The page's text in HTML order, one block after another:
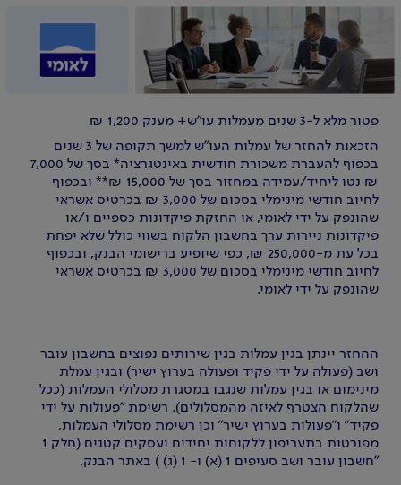
פטור מלא ל-3 שנים מעמלות עו"ש+ מענק 1,200 ₪
הזכאות להחזר של עמלות העו"ש למשך תקופה של 3 שנים
בכפוף להעברת משכורת חודשית באינטגרציה* בסך של 7,000
₪ נטו ליחיד/עמידה במחזור בסך של 15,000 ₪** ובכפוף
לחיוב חודשי מינימלי בסכום של 3,000 ₪ בכרטיס אשראי
שהונפק על ידי לאומי, או החזקת פיקדונות כספיים ו/או
פיקדונות ניירות ערך בחשבון הלקוח בשווי כולל שלא יפחת
בכל עת מ-250,000 ₪, כפי שיופיע ברישומי הבנק, ובכפוף
לחיוב חודשי מינימלי בסכום של 3,000 ₪ בכרטיס אשראי
שהונפק על ידי לאומי.
ההחזר יינתן בגין עמלות בגין שירותים נפוצים בחשבון עובר
ושב (פעולה על ידי פקיד ופעולה בערוץ ישיר) ובגין עמלת
מינימום או בגין עמלות שנגבו במסגרת מסלולי העמלות (ככל
שהלקוח הצטרף לאיזה מהמסלולים). רשימת "פעולות על ידי
פקיד" ו"פעולות בערוץ ישיר" וכן רשימת מסלולי העמלות,
מפורטות בתעריפון ללקוחות יחידים ועסקים קטנים (חלק 1
"חשבון עובר ושב סעיפים 1 (א) ו- 1 (ג) ) באתר הבנק.